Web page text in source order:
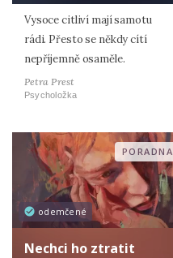
Vysoce citliví mají samotu
rádi. Přesto se někdy cítí
nepříjemně osaměle.
Petra Prest
Psycholožka
odemčené
PORADNA
Nechci ho ztratit